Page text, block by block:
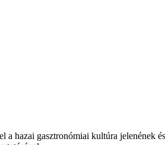
hazai gasztronómiai kultúra jelenének